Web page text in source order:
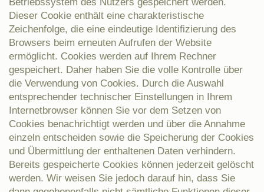
Dieser Cookie enthält eine charakteristische
Zeichenfolge, die eine eindeutige Identifizierung des
Browsers beim erneuten Aufrufen der Website
ermöglicht. Cookies werden auf Ihrem Rechner
gespeichert. Daher haben Sie die volle Kontrolle über
die Verwendung von Cookies. Durch die Auswahl
entsprechender technischer Einstellungen in Ihrem
Internetbrowser können Sie vor dem Setzen von
Cookies benachrichtigt werden und über die Annahme
einzeln entscheiden sowie die Speicherung der Cookies
und Übermittlung der enthaltenen Daten verhindern.
Bereits gespeicherte Cookies können jederzeit gelöscht
werden. Wir weisen Sie jedoch darauf hin, dass Sie